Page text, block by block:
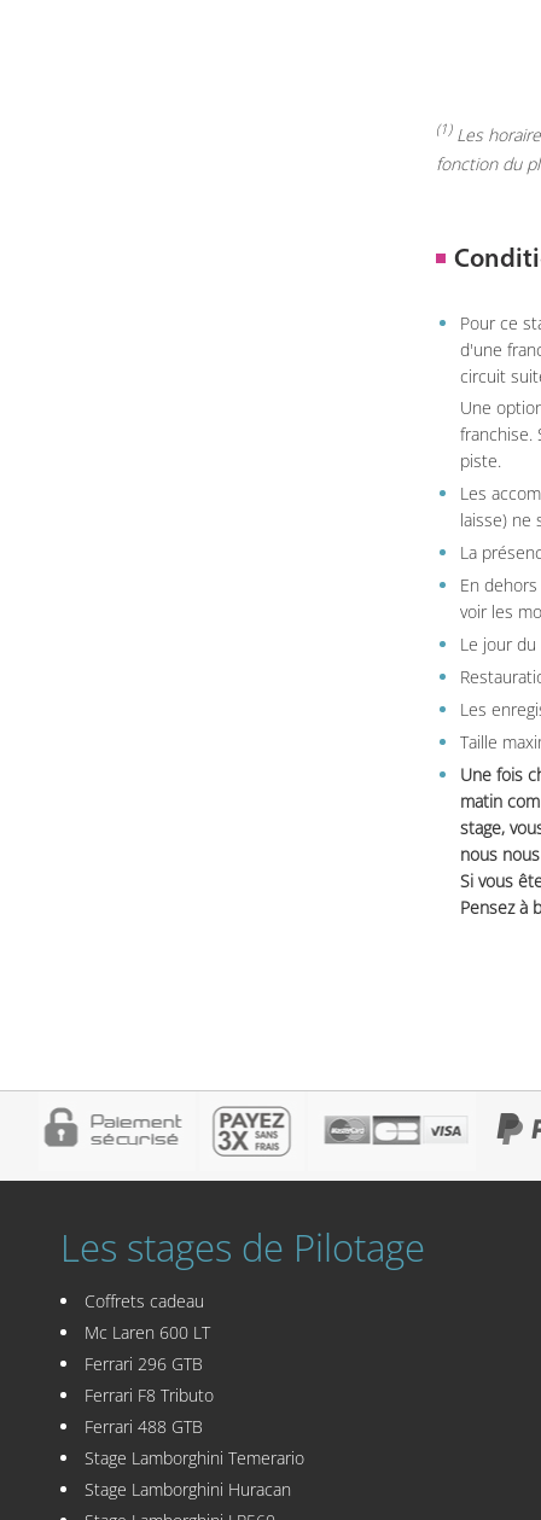
(1)Les
fonction du
Pour ce
d'une
circuit
Une
franchise.
piste.
Les
laisse) ne
La
En
voir les
Le jour
Les
Taille
Une fois
matin
stage,
nous
Si vous
Pensez à
Les stages de Pilotage
Coffrets cadeau
Mc Laren 600 LT
Ferrari 296 GTB
Ferrari F8 Tributo
Ferrari 488 GTB
Stage Lamborghini Temerario
Stage Lamborghini Huracan